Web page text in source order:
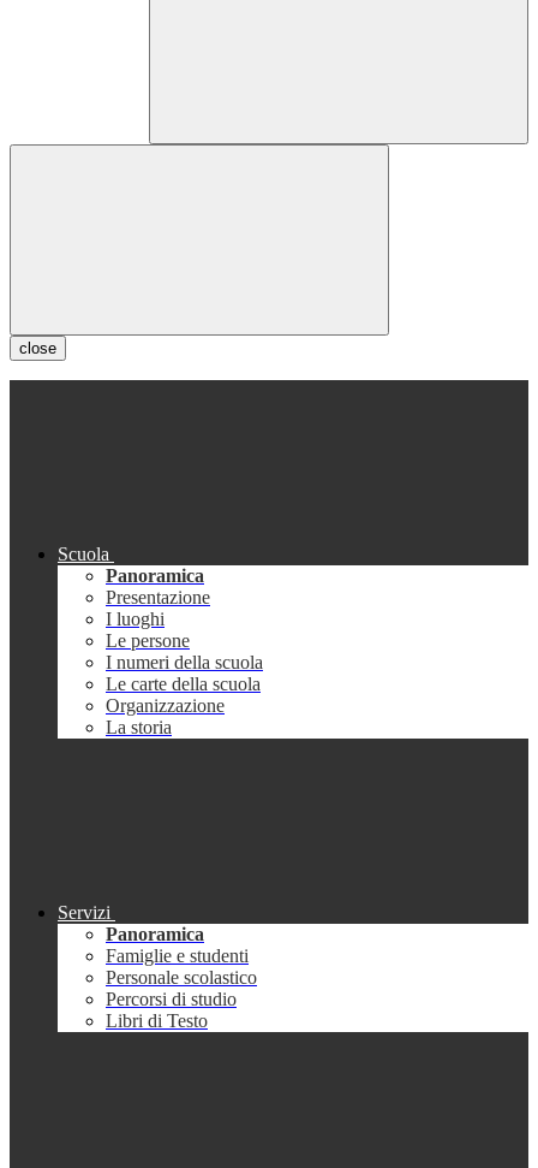
close
Scuola
Panoramica
Presentazione
I luoghi
Le persone
I numeri della scuola
Le carte della scuola
Organizzazione
La storia
Servizi
Panoramica
Famiglie e studenti
Personale scolastico
Percorsi di studio
Libri di Testo